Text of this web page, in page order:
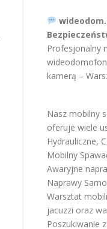
Profesjonalny
kamerą –
Nasz mobilny
oferuje wiele
Hydrauliczne,
Mobilny
Awaryjne
Naprawy
Warsztat
jacuzzi oraz
Poszukiwanie